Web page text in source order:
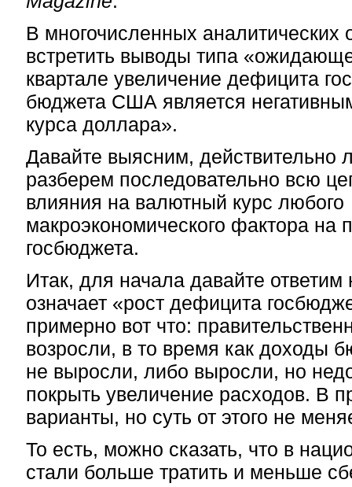
В многочисленных аналитических
встретить выводы типа
квартале увеличение дефицита
бюджета США является
курса доллара».
Давайте выясним, действительно
разберем последовательно всю
влияния на валютный курс любого
макроэкономического фактора на
госбюджета.
Итак, для начала давайте
означает «рост дефицита
примерно вот что:
возросли, в то время как доходы
не выросли, либо выросли, но
покрыть увеличение расходов. В
варианты, но суть от этого не
То есть, можно сказать, что в
стали больше тратить и меньше